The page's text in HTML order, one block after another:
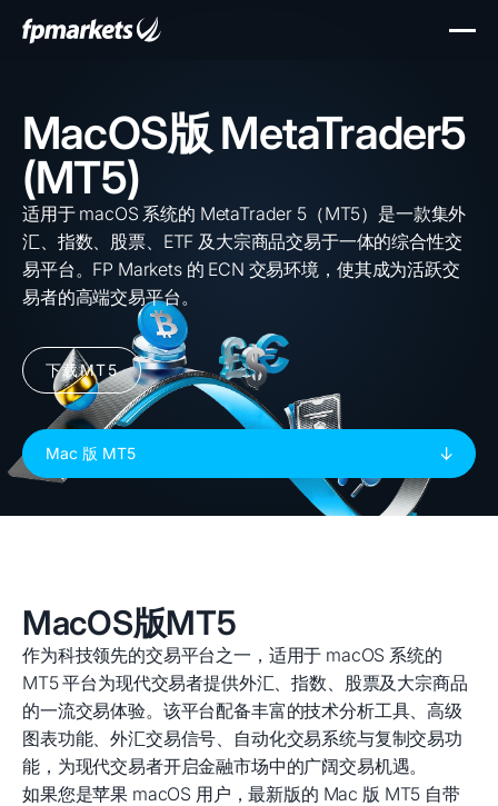
MacOS版 MetaTrader5
(MT5)
适用于 macOS 系统的 MetaTrader 5（MT5）是一款集外
汇、指数、股票、ETF 及大宗商品交易于一体的综合性交
易平台。FP Markets 的 ECN 交易环境，使其成为活跃交
易者的高端交易平台。
下载MT5
Mac 版 MT5
MacOS版MT5
作为科技领先的交易平台之一，适用于 macOS 系统的
MT5 平台为现代交易者提供外汇、指数、股票及大宗商品
的一流交易体验。该平台配备丰富的技术分析工具、高级
图表功能、外汇交易信号、自动化交易系统与复制交易功
能，为现代交易者开启金融市场中的广阔交易机遇。
如果您是苹果 macOS 用户，最新版的 Mac 版 MT5 自带